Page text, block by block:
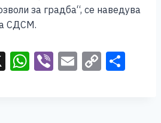
за градба“, се наведува
СДСМ.
X W Vi E C